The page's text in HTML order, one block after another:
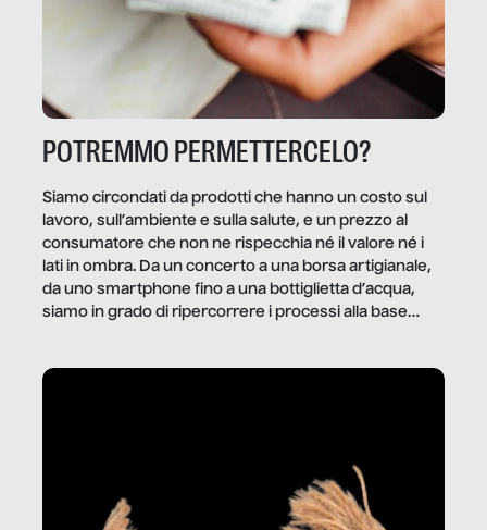
POTREMMO PERMETTERCELO?
Siamo circondati da prodotti che hanno un costo sul
lavoro, sull’ambiente e sulla salute, e un prezzo al
consumatore che non ne rispecchia né il valore né i
lati in ombra. Da un concerto a una borsa artigianale,
da uno smartphone fino a una bottiglietta d’acqua,
siamo in grado di ripercorrere i processi alla base
dietro gli oggetti e i servizi che fanno la nostra vita